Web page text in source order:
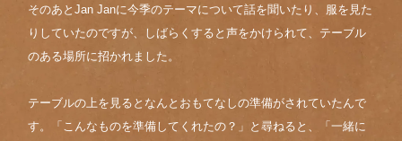
そのあとJan Janに今季のテーマについて話を聞いたり、服を見た
りしていたのですが、しばらくすると声をかけられて、テーブル
のある場所に招かれました。
テーブルの上を見るとなんとおもてなしの準備がされていたんで
す。「こんなものを準備してくれたの？」と尋ねると、「一緒に